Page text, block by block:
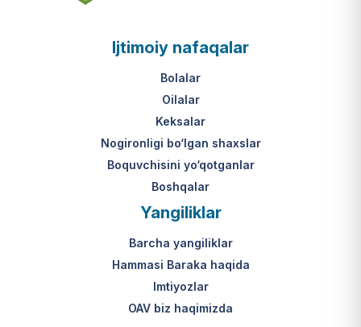
asosi nima?
(1-ilova, 6-band "j" va "l" kichik
jumladan, vasiylik, homiylik yoki
Ushbu xizmatning huquqiy
O‘zbekiston Respublikasi VMQ-893
hamda amaldagi imtiyozlar
to‘g‘risidagi qonunchilik.
Ijtimoiy nafaqalar
Bolalar
Oilalar
Keksalar
Nogironligi bo‘lgan shaxslar
Boquvchisini yo‘qotganlar
Boshqalar
Yangiliklar
Barcha yangiliklar
Hammasi Baraka haqida
Imtiyozlar
OAV biz haqimizda